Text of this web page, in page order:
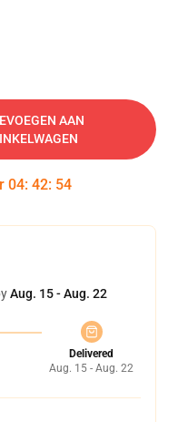
AAN
04: 42: 54
Aug. 15 - Aug. 22
Delivered
Aug. 15 - Aug. 22